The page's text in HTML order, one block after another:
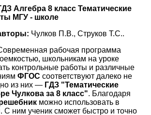
Алгебра 8 класс Тематические
МГУ - школе
Чулков П.В., Струков Т.С..
рабочая программа
школьникам на уроке
контрольные работы и различные
ФГОС соответствуют далеко не
из них — ГДЗ "Тематические
Чулкова за 8 класс". Благодаря
можно использовать в
. С ним ученик сможет быстро и точно